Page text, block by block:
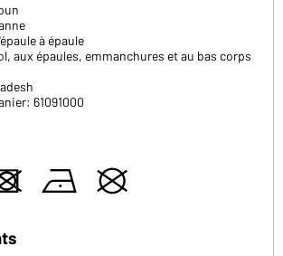
à épaule
aux épaules, emmanchures et au bas corps
61091000
n U